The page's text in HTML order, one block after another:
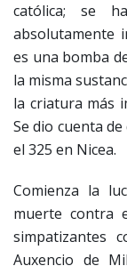
católica; se
absolutamente
es una bomba
la misma
la criatura más
Se dio cuenta
el 325 en Nicea.
Comienza la
muerte contra
simpatizantes
Auxencio de